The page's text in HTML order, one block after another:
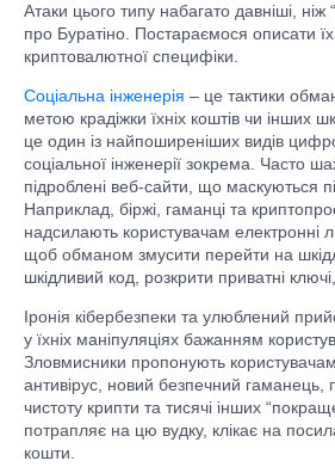
Атаки цього типу набагато давніші, ніж
про Буратіно. Постараємося описати
криптовалютної специфіки.
Соціальна інженерія – це тактики
метою крадіжки їхніх коштів чи інших
це один із найпоширеніших видів
соціальної інженерії зокрема. Часто
підроблені веб-сайти, що маскуються
Наприклад, біржі, гаманці та
надсилають користувачам електронні
щоб обманом змусити перейти на
шкідливий код, розкрити приватні
Іронія кібербезпеки та улюблений
у їхніх маніпуляціях бажанням
Зловмисники пропонують
антивірус, новий безпечний гаманець,
чистоту крипти та тисячі інших
потрапляє на цю вудку, клікає на
кошти.